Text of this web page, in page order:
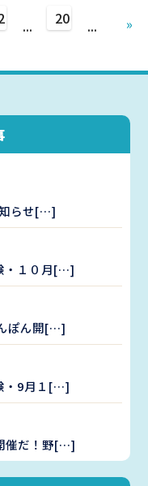
... 20 ... »
知らせ[…]
・１０月[…]
ぽん開[…]
・9月１[…]
催だ！野[…]